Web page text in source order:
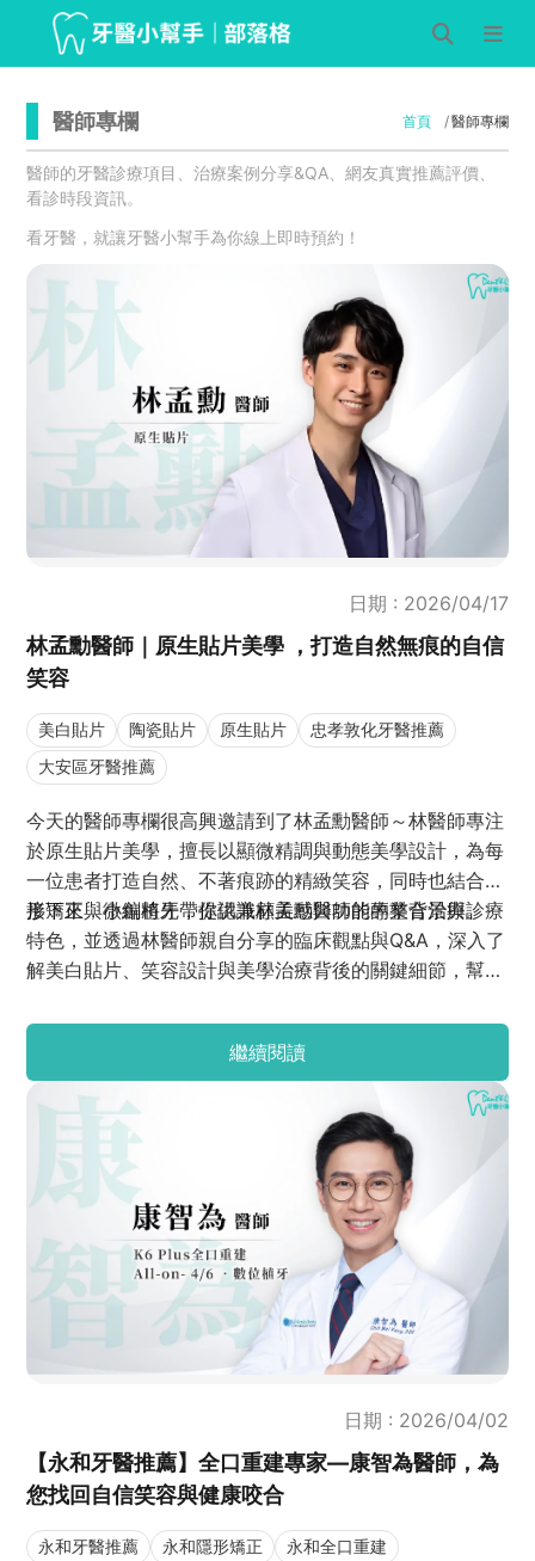
醫師專欄 首頁 醫師專欄
醫師的牙醫診療項目、治療案例分享&QA、網友真實推薦評價、
看診時段資訊。
看牙醫，就讓牙醫小幫手為你線上即時預約！
日期 : 2026/04/17
林孟勳醫師｜原生貼片美學 ，打造自然無痕的自信
笑容
美白貼片 陶瓷貼片 原生貼片
忠孝敦化牙醫推薦
大安區牙醫推薦
今天的醫師專欄很高興邀請到了林孟勳醫師～林醫師專注
於原生貼片美學，擅長以顯微精調與動態美學設計，為每
一位患者打造自然、不著痕跡的精緻笑容，同時也結合隱
形矯正與微創植牙，提供兼顧美感與功能的整合治療。
接下來，小編將先帶你認識林孟勳醫師的專業背景與診療
特色，並透過林醫師親自分享的臨床觀點與Q&A，深入了
解美白貼片 、笑容設計與美學治療背後的關鍵細節，幫助
擇。
繼續閱讀
日期 : 2026/04/02
【永和牙醫推薦】全口重建專家—康智為醫師，為
您找回自信笑容與健康咬合
永和牙醫推薦 永和隱形矯正 永和全口重建